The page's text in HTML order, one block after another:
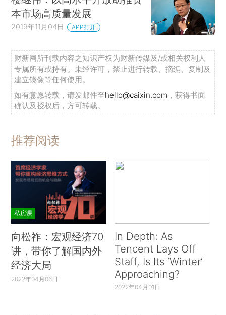
本市场高质量发展
2019年11月04日 APP打开
财新网所刊载内容之知识产权为财新传媒及/或相关权利人
专属所有或持有。未经许可，禁止进行转载、摘编、复制及
建立镜像等任何使用。
如有意愿转载，请发邮件至hello@caixin.com ，获得书面
确认及授权后，方可转载。
推荐阅读
私房课
向松祚：宏观经济70
讲，带你了解国内外
经济大局
2022年04月06日
In Depth: As
Tencent Lays Off
Staff, Is Its ‘Winter’
Approaching?
2022年04月01日